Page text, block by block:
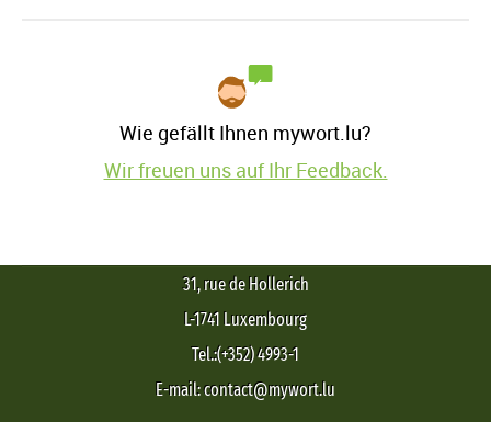
Wie gefällt Ihnen mywort.lu?
Wir freuen uns auf Ihr Feedback.
31, rue de Hollerich
L-1741 Luxembourg
Tel.:(+352) 4993-1
E-mail: contact@mywort.lu